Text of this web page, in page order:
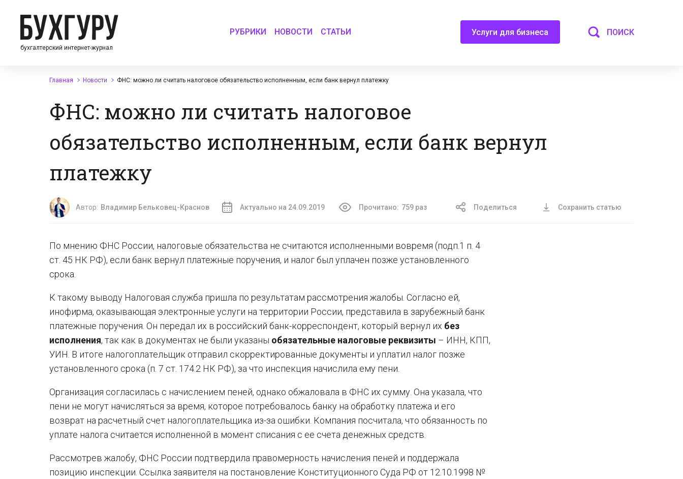
бухгалтерский интернет-журнал
РУБРИКИ НОВОСТИ СТАТЬИ Услуги для бизнеса ПОИСК
Главная Новости ФНС: можно ли считать налоговое обязательство исполненным, если банк вернул платежку
ФНС: можно ли считать налоговое
обязательство исполненным, если банк вернул
платежку
Автор: Владимир Бельковец-Краснов Актуально на 24.09.2019 Прочитано: 759 раз Поделиться Сохранить статью
По мнению ФНС России, налоговые обязательства не считаются исполненными вовремя (подп.1 п. 4
ст. 45 НК РФ), если банк вернул платежные поручения, и налог был уплачен позже установленного
срока.
К такому выводу Налоговая служба пришла по результатам рассмотрения жалобы. Согласно ей,
инофирма, оказывающая электронные услуги на территории России, представила в зарубежный банк
платежные поручения. Он передал их в российский банк-корреспондент, который вернул их без
исполнения, так как в документах не были указаны обязательные налоговые реквизиты – ИНН, КПП,
УИН. В итоге налогоплательщик отправил скорректированные документы и уплатил налог позже
установленного срока (п. 7 ст. 174.2 НК РФ), за что инспекция начислила ему пени.
Организация согласилась с начислением пеней, однако обжаловала в ФНС их сумму. Она указала, что
пени не могут начисляться за время, которое потребовалось банку на обработку платежа и его
возврат на расчетный счет налогоплательщика из-за ошибки. Компания посчитала, что обязанность по
уплате налога считается исполненной в момент списания с ее счета денежных средств.
Рассмотрев жалобу, ФНС России подтвердила правомерность начисления пеней и поддержала
позицию инспекции. Ссылка заявителя на постановление Конституционного Суда РФ от 12.10.1998 №